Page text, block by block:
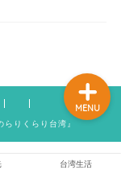
りくらり台湾』
台湾生活
MENU